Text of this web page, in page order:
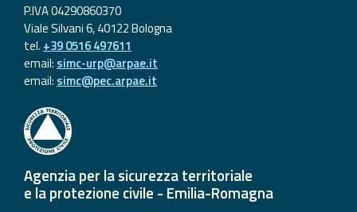
P.IVA 04290860370
Viale Silvani 6, 40122 Bologna
tel. +39 0516 497611
email: simc-urp@arpae.it
email: simc@pec.arpae.it
Agenzia per la sicurezza territoriale
e la protezione civile - Emilia-Romagna